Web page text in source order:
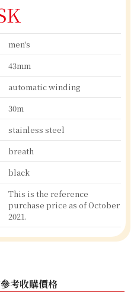
men's
43mm
automatic winding
30m
stainless steel
breath
black
This is the reference
purchase price as of October
2021.
考收購價格